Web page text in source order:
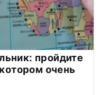
пройдите
очень